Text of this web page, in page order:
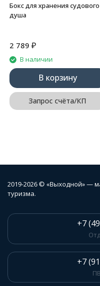
Бокс для хранения судового
душа
2 789 ₽
В наличии
В корзину
Запрос счёта/КП
2019-2026 © «Выходной» —
туризма.
+7
+7